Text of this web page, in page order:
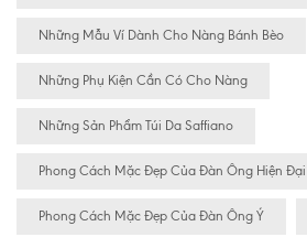
Những Mẫu Ví Dành Cho Nàng Bánh Bèo
Những Phụ Kiện Cần Có Cho Nàng
Những Sản Phẩm Túi Da Saffiano
Phong Cách Mặc Đẹp Của Đàn Ông Hiện Đại
Phong Cách Mặc Đẹp Của Đàn Ông Ý